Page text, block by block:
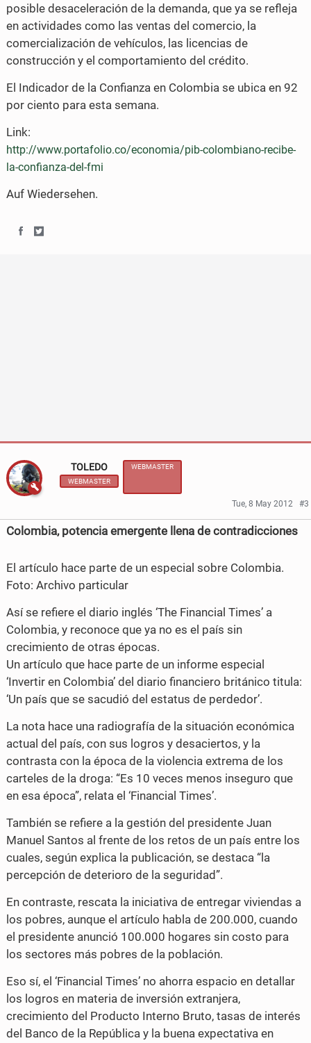
posible desaceleración de la demanda, que ya se refleja
en actividades como las ventas del comercio, la
comercialización de vehículos, las licencias de
construcción y el comportamiento del crédito.
El Indicador de la Confianza en Colombia se ubica en 92
por ciento para esta semana.
Link:
http://www.portafolio.co/economia/pib-colombiano-recibe-
la-confianza-del-fmi
Auf Wiedersehen.
c
e
o
k
i
t
e
TOLEDO
WEBMASTER
WEBMASTER
Tue, 8 May 2012 #3
Colombia, potencia emergente llena de contradicciones
El artículo hace parte de un especial sobre Colombia.
Foto: Archivo particular
Así se refiere el diario inglés ‘The Financial Times’ a
Colombia, y reconoce que ya no es el país sin
crecimiento de otras épocas.
Un artículo que hace parte de un informe especial
‘Invertir en Colombia’ del diario financiero británico titula:
‘Un país que se sacudió del estatus de perdedor’.
La nota hace una radiografía de la situación económica
actual del país, con sus logros y desaciertos, y la
contrasta con la época de la violencia extrema de los
carteles de la droga: “Es 10 veces menos inseguro que
en esa época”, relata el ‘Financial Times’.
También se refiere a la gestión del presidente Juan
Manuel Santos al frente de los retos de un país entre los
cuales, según explica la publicación, se destaca “la
percepción de deterioro de la seguridad”.
En contraste, rescata la iniciativa de entregar viviendas a
los pobres, aunque el artículo habla de 200.000, cuando
el presidente anunció 100.000 hogares sin costo para
los sectores más pobres de la población.
Eso sí, el ‘Financial Times’ no ahorra espacio en detallar
los logros en materia de inversión extranjera,
crecimiento del Producto Interno Bruto, tasas de interés
del Banco de la República y la buena expectativa en